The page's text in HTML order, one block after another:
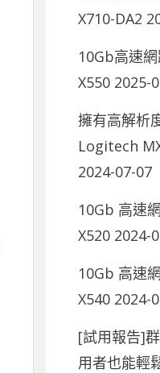
X710-DA2
10Gb高速
X550 2025-
擁有高解析
Logitech
2024-07-07
10Gb 高速
X520 2024-
10Gb 高速
X540 2024-
[試用報告]
用者也能輕